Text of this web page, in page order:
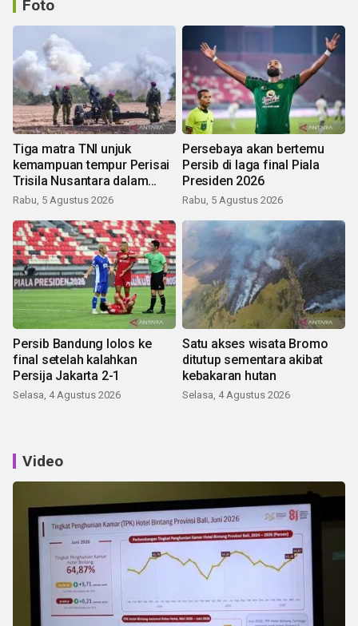
Foto
Tiga matra TNI unjuk
kemampuan tempur Perisai
Trisila Nusantara dalam
latihan di Kepri
Rabu, 5 Agustus 2026
Persebaya akan bertemu
Persib di laga final Piala
Presiden 2026
Rabu, 5 Agustus 2026
Persib Bandung lolos ke
final setelah kalahkan
Persija Jakarta 2-1
Selasa, 4 Agustus 2026
Satu akses wisata Bromo
ditutup sementara akibat
kebakaran hutan
Selasa, 4 Agustus 2026
Video